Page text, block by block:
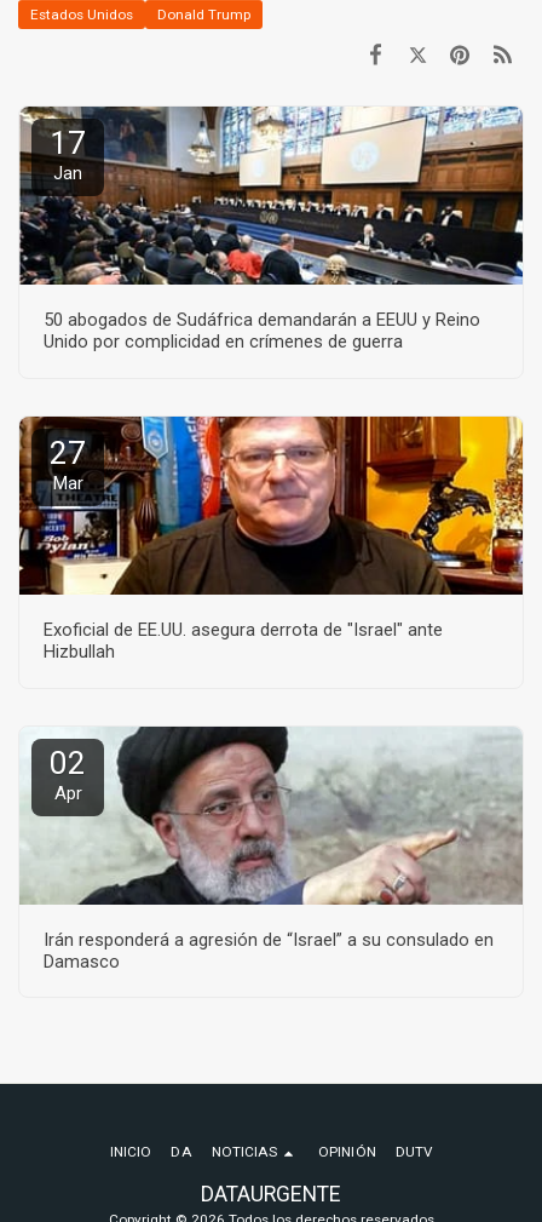
Estados Unidos Donald Trump
17
Jan
50 abogados de Sudáfrica demandarán a EEUU y Reino
Unido por complicidad en crímenes de guerra
27
Mar
Exoficial de EE.UU. asegura derrota de "Israel" ante
Hizbullah
02
Apr
Irán responderá a agresión de “Israel” a su consulado en
Damasco
DATAURGENTE
INICIO DA NOTICIAS OPINIÓN DUTV